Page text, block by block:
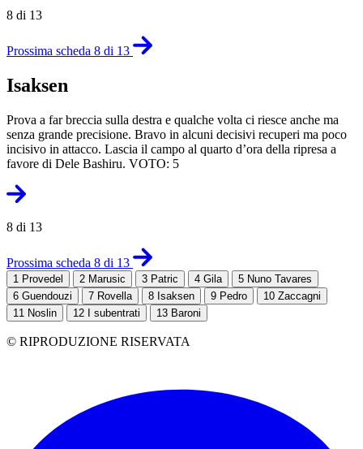
8 di 13
Prossima scheda 8 di 13
Isaksen
Prova a far breccia sulla destra e qualche volta ci riesce anche ma
senza grande precisione. Bravo in alcuni decisivi recuperi ma poco
incisivo in attacco. Lascia il campo al quarto d’ora della ripresa a
favore di Dele Bashiru. VOTO: 5
8 di 13
Prossima scheda 8 di 13
1 Provedel 2 Marusic 3 Patric 4 Gila 5 Nuno Tavares
6 Guendouzi 7 Rovella 8 Isaksen 9 Pedro 10 Zaccagni
11 Noslin 12 I subentrati 13 Baroni
© RIPRODUZIONE RISERVATA